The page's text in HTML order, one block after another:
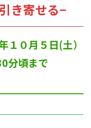
き寄せる−
０月５日(土）
分頃まで